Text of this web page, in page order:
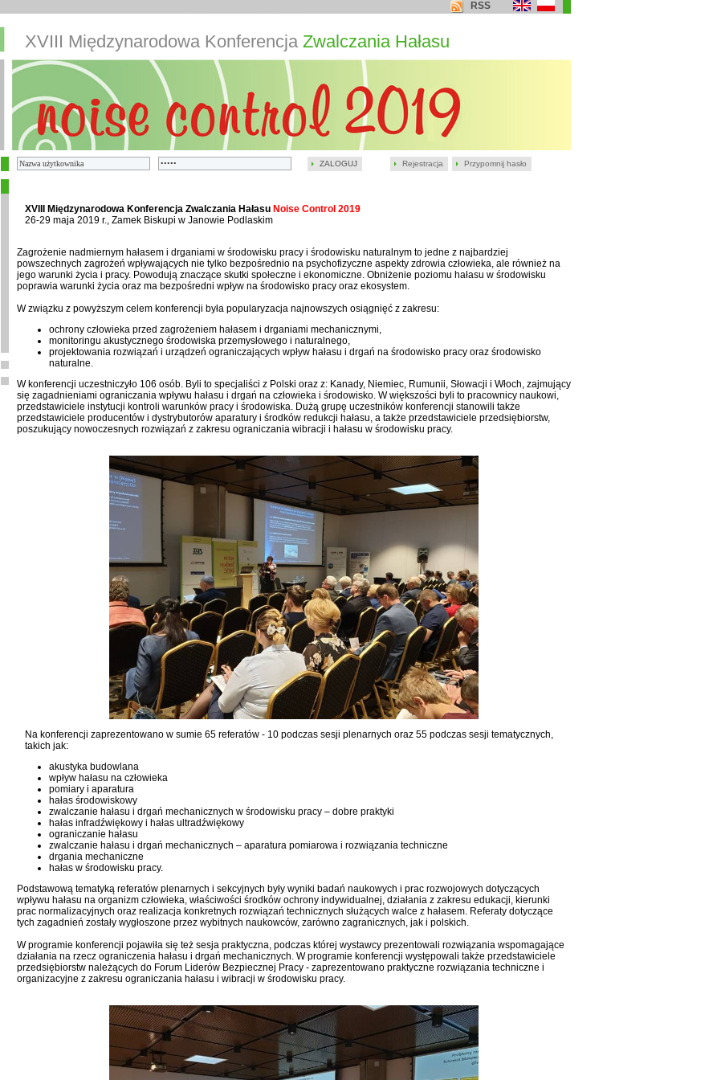
ZALOGUJ Rejestracja Przypomnij hasło
RSS
XVIII Międzynarodowa Konferencja Zwalczania Hałasu
XVIII Międzynarodowa Konferencja Zwalczania Hałasu Noise Control 2019
26-29 maja 2019 r., Zamek Biskupi w Janowie Podlaskim
Zagrożenie nadmiernym hałasem i drganiami w środowisku pracy i środowisku naturalnym to jedne z najbardziej
powszechnych zagrożeń wpływających nie tylko bezpośrednio na psychofizyczne aspekty zdrowia człowieka, ale również na
jego warunki życia i pracy. Powodują znaczące skutki społeczne i ekonomiczne. Obniżenie poziomu hałasu w środowisku
poprawia warunki życia oraz ma bezpośredni wpływ na środowisko pracy oraz ekosystem.
W związku z powyższym celem konferencji była popularyzacja najnowszych osiągnięć z zakresu:
ochrony człowieka przed zagrożeniem hałasem i drganiami mechanicznymi,
monitoringu akustycznego środowiska przemysłowego i naturalnego,
projektowania rozwiązań i urządzeń ograniczających wpływ hałasu i drgań na środowisko pracy oraz środowisko
naturalne.
W konferencji uczestniczyło 106 osób. Byli to specjaliści z Polski oraz z: Kanady, Niemiec, Rumunii, Słowacji i Włoch, zajmujący
się zagadnieniami ograniczania wpływu hałasu i drgań na człowieka i środowisko. W większości byli to pracownicy naukowi,
przedstawiciele instytucji kontroli warunków pracy i środowiska. Dużą grupę uczestników konferencji stanowili także
przedstawiciele producentów i dystrybutorów aparatury i środków redukcji hałasu, a także przedstawiciele przedsiębiorstw,
poszukujący nowoczesnych rozwiązań z zakresu ograniczania wibracji i hałasu w środowisku pracy.
Na konferencji zaprezentowano w sumie 65 referatów - 10 podczas sesji plenarnych oraz 55 podczas sesji tematycznych,
takich jak:
akustyka budowlana
wpływ hałasu na człowieka
pomiary i aparatura
hałas środowiskowy
zwalczanie hałasu i drgań mechanicznych w środowisku pracy – dobre praktyki
hałas infradźwiękowy i hałas ultradźwiękowy
ograniczanie hałasu
zwalczanie hałasu i drgań mechanicznych – aparatura pomiarowa i rozwiązania techniczne
drgania mechaniczne
hałas w środowisku pracy.
Podstawową tematyką referatów plenarnych i sekcyjnych były wyniki badań naukowych i prac rozwojowych dotyczących
wpływu hałasu na organizm człowieka, właściwości środków ochrony indywidualnej, działania z zakresu edukacji, kierunki
prac normalizacyjnych oraz realizacja konkretnych rozwiązań technicznych służących walce z hałasem. Referaty dotyczące
tych zagadnień zostały wygłoszone przez wybitnych naukowców, zarówno zagranicznych, jak i polskich.
W programie konferencji pojawiła się też sesja praktyczna, podczas której wystawcy prezentowali rozwiązania wspomagające
działania na rzecz ograniczenia hałasu i drgań mechanicznych. W programie konferencji występowali także przedstawiciele
przedsiębiorstw należących do Forum Liderów Bezpiecznej Pracy - zaprezentowano praktyczne rozwiązania techniczne i
organizacyjne z zakresu ograniczania hałasu i wibracji w środowisku pracy.